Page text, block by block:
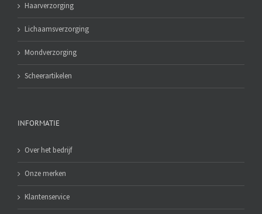
Haarverzorging
Lichaamsverzorging
Mondverzorging
Scheerartikelen
INFORMATIE
Over het bedrijf
Onze merken
Klantenservice